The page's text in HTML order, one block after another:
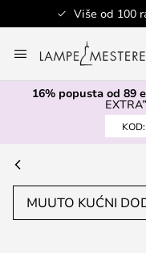
Više od 100
to
Content
16% popusta od 89
EXTRA”
KOD:
MUUTO KUĆNI